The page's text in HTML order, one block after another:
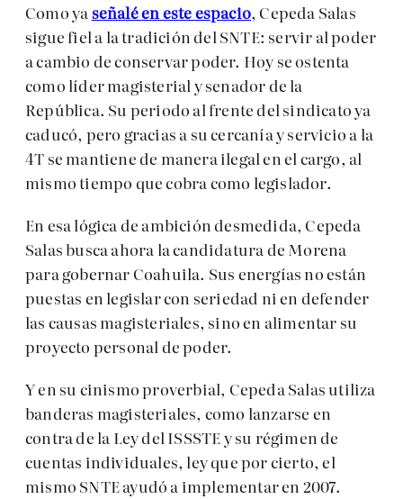
Como yaseñalé en este espacio, Cepeda Salas
sigue fiel a la tradición del SNTE: servir al poder
a cambio de conservar poder. Hoy se ostenta
como líder magisterial y senador de la
República. Su periodo al frente del sindicato ya
caducó, pero gracias a su cercanía y servicio a la
4T se mantiene de manera ilegal en el cargo, al
mismo tiempo que cobra como legislador.
En esa lógica de ambición desmedida, Cepeda
Salas busca ahora la candidatura de Morena
para gobernar Coahuila. Sus energías no están
puestas en legislar con seriedad ni en defender
las causas magisteriales, sino en alimentar su
proyecto personal de poder.
Y en su cinismo proverbial, Cepeda Salas utiliza
banderas magisteriales, como lanzarse en
contra de la Ley del ISSSTE y su régimen de
cuentas individuales, ley que por cierto, el
mismo SNTE ayudó a implementar en 2007.